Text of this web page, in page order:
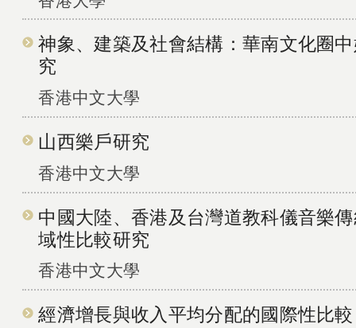
神象、建築及社會結構：華南文化圈
究
香港中文大學
山西樂戶研究
香港中文大學
中國大陸、香港及台灣道教科儀音樂
域性比較研究
香港中文大學
經濟增長與收入平均分配的國際性比